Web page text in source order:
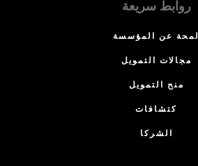
روابط سريعة
لمحة عن المؤسسة
مجالات التمويل
منح التمويل
كتشافات
الشركا